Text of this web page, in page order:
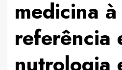
medicina à
referência